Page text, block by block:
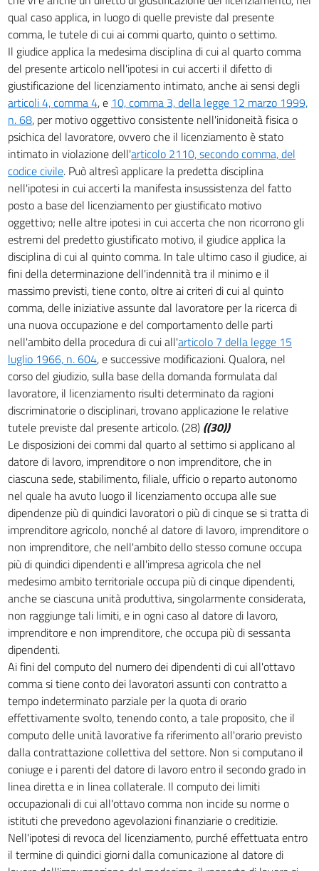
qual caso applica, in luogo di quelle previste dal presente
comma, le tutele di cui ai commi quarto, quinto o settimo.
Il giudice applica la medesima disciplina di cui al quarto comma
del presente articolo nell'ipotesi in cui accerti il difetto di
giustificazione del licenziamento intimato, anche ai sensi degli
articoli 4, comma 4, e 10, comma 3, della legge 12 marzo 1999,
n. 68, per motivo oggettivo consistente nell'inidoneità fisica o
psichica del lavoratore, ovvero che il licenziamento è stato
intimato in violazione dell'articolo 2110, secondo comma, del
codice civile. Può altresì applicare la predetta disciplina
nell'ipotesi in cui accerti la manifesta insussistenza del fatto
posto a base del licenziamento per giustificato motivo
oggettivo; nelle altre ipotesi in cui accerta che non ricorrono gli
estremi del predetto giustificato motivo, il giudice applica la
disciplina di cui al quinto comma. In tale ultimo caso il giudice, ai
fini della determinazione dell'indennità tra il minimo e il
massimo previsti, tiene conto, oltre ai criteri di cui al quinto
comma, delle iniziative assunte dal lavoratore per la ricerca di
una nuova occupazione e del comportamento delle parti
nell'ambito della procedura di cui all'articolo 7 della legge 15
luglio 1966, n. 604, e successive modificazioni. Qualora, nel
corso del giudizio, sulla base della domanda formulata dal
lavoratore, il licenziamento risulti determinato da ragioni
discriminatorie o disciplinari, trovano applicazione le relative
tutele previste dal presente articolo. (28) ((30))
Le disposizioni dei commi dal quarto al settimo si applicano al
datore di lavoro, imprenditore o non imprenditore, che in
ciascuna sede, stabilimento, filiale, ufficio o reparto autonomo
nel quale ha avuto luogo il licenziamento occupa alle sue
dipendenze più di quindici lavoratori o più di cinque se si tratta di
imprenditore agricolo, nonché al datore di lavoro, imprenditore o
non imprenditore, che nell'ambito dello stesso comune occupa
più di quindici dipendenti e all'impresa agricola che nel
medesimo ambito territoriale occupa più di cinque dipendenti,
anche se ciascuna unità produttiva, singolarmente considerata,
non raggiunge tali limiti, e in ogni caso al datore di lavoro,
imprenditore e non imprenditore, che occupa più di sessanta
dipendenti.
Ai fini del computo del numero dei dipendenti di cui all'ottavo
comma si tiene conto dei lavoratori assunti con contratto a
tempo indeterminato parziale per la quota di orario
effettivamente svolto, tenendo conto, a tale proposito, che il
computo delle unità lavorative fa riferimento all'orario previsto
dalla contrattazione collettiva del settore. Non si computano il
coniuge e i parenti del datore di lavoro entro il secondo grado in
linea diretta e in linea collaterale. Il computo dei limiti
occupazionali di cui all'ottavo comma non incide su norme o
istituti che prevedono agevolazioni finanziarie o creditizie.
Nell'ipotesi di revoca del licenziamento, purché effettuata entro
il termine di quindici giorni dalla comunicazione al datore di